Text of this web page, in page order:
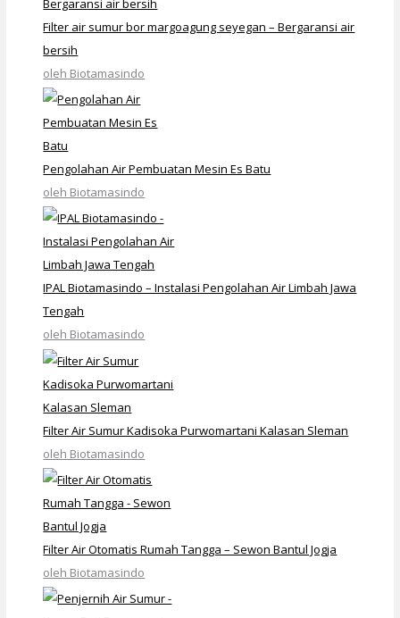
Filter air sumur bor margoagung seyegan – Bergaransi air
bersih
oleh Biotamasindo
Pengolahan Air Pembuatan Mesin Es Batu
oleh Biotamasindo
IPAL Biotamasindo – Instalasi Pengolahan Air Limbah Jawa
Tengah
oleh Biotamasindo
Filter Air Sumur Kadisoka Purwomartani Kalasan Sleman
oleh Biotamasindo
Filter Air Otomatis Rumah Tangga – Sewon Bantul Jogja
oleh Biotamasindo